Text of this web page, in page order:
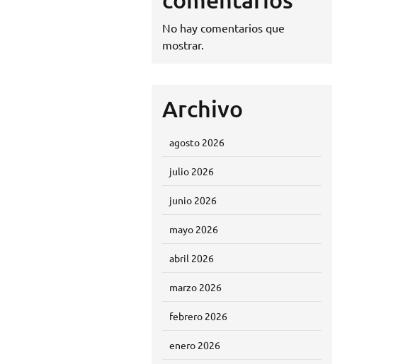
No hay comentarios que
mostrar.
Archivo
agosto 2026
julio 2026
junio 2026
mayo 2026
abril 2026
marzo 2026
febrero 2026
enero 2026